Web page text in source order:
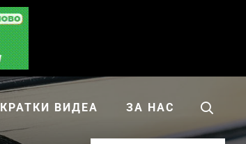
КРАТКИ ВИДЕА ЗА НАС